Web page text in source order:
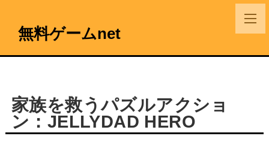
無料ゲームnet
家族を救うパズルアクショ
ン：JELLYDAD HERO